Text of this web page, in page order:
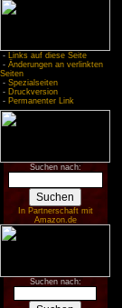
- Links auf diese Seite
- Änderungen an verlinkten
Seiten
- Spezialseiten
- Druckversion
- Permanenter Link
Suchen nach:
In Partnerschaft mit
Amazon.de
Suchen nach: